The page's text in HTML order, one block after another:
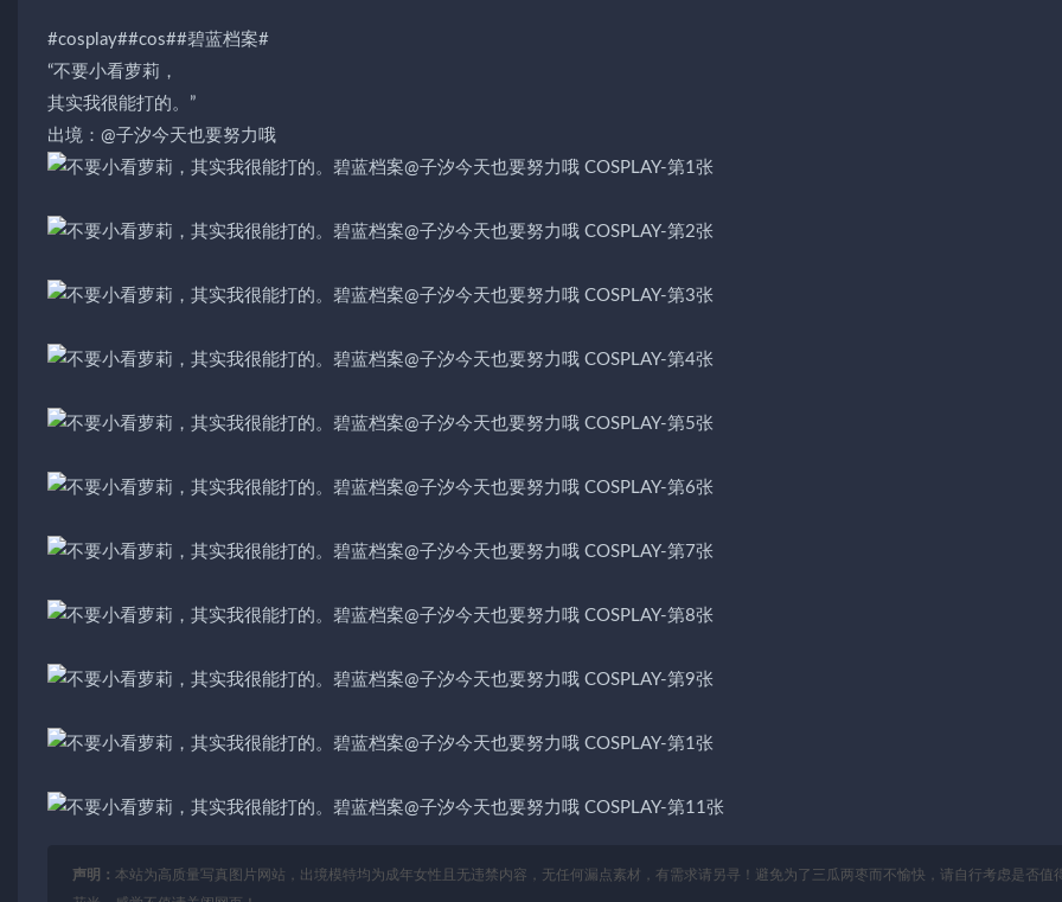
#cosplay##cos##碧蓝档案#
“不要小看萝莉，
其实我很能打的。”
出境：@子汐今天也要努力哦
声明： 本站为高质量写真图片网站，出境模特均为成年女性且无违禁内容，无任何漏点素材，有需求请另寻！避免为了三瓜两枣而不愉快，请自行考虑是否值